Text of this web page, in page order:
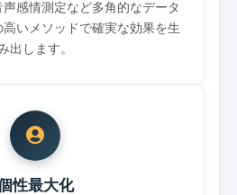
感情測定など多角的なデータ
いメソッドで確実な効果を生
出します。
性最大化